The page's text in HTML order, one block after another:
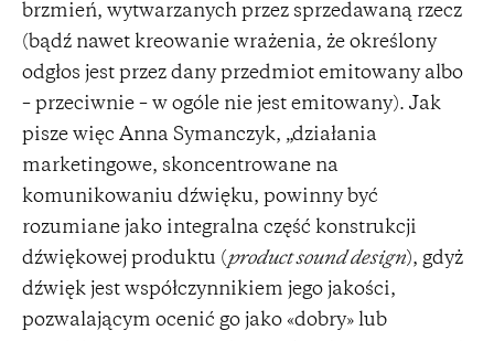
brzmień, wytwarzanych przez sprzedawaną rzecz
(bądź nawet kreowanie wrażenia, że określony
odgłos jest przez dany przedmiot emitowany albo
– przeciwnie – w ogóle nie jest emitowany). Jak
pisze więc Anna Symanczyk, „działania
marketingowe, skoncentrowane na
komunikowaniu dźwięku, powinny być
rozumiane jako integralna część konstrukcji
dźwiękowej produktu (product sound design), gdyż
dźwięk jest współczynnikiem jego jakości,
pozwalającym ocenić go jako «dobry» lub